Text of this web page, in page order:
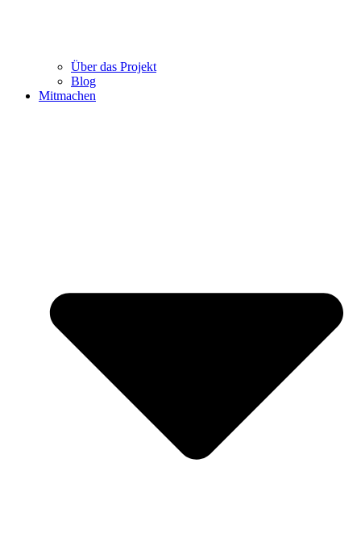
Über das Projekt
Blog
Mitmachen